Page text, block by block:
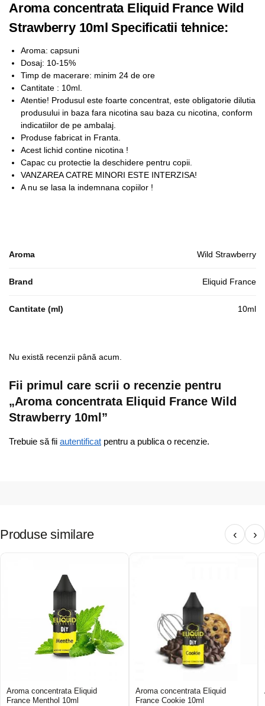
Aroma concentrata Eliquid France Wild
Strawberry 10ml Specificatii tehnice:
Aroma: capsuni
Dosaj: 10-15%
Timp de macerare: minim 24 de ore
Cantitate : 10ml.
Atentie! Produsul este foarte concentrat, este obligatorie dilutia
produsului in baza fara nicotina sau baza cu nicotina, conform
indicatiilor de pe ambalaj.
Produse fabricat in Franta.
Acest lichid contine nicotina !
Capac cu protectie la deschidere pentru copii.
VANZAREA CATRE MINORI ESTE INTERZISA!
A nu se lasa la indemnana copiilor !
Aroma Wild Strawberry
Brand Eliquid France
Cantitate (ml) 10ml
Nu există recenzii până acum.
Fii primul care scrii o recenzie pentru
„Aroma concentrata Eliquid France Wild
Strawberry 10ml”
Trebuie să fii autentificat pentru a publica o recenzie.
Produse similare ‹ ›
Aroma concentrata Eliquid
France Menthol 10ml
Aroma concentrata Eliquid
France Cookie 10ml